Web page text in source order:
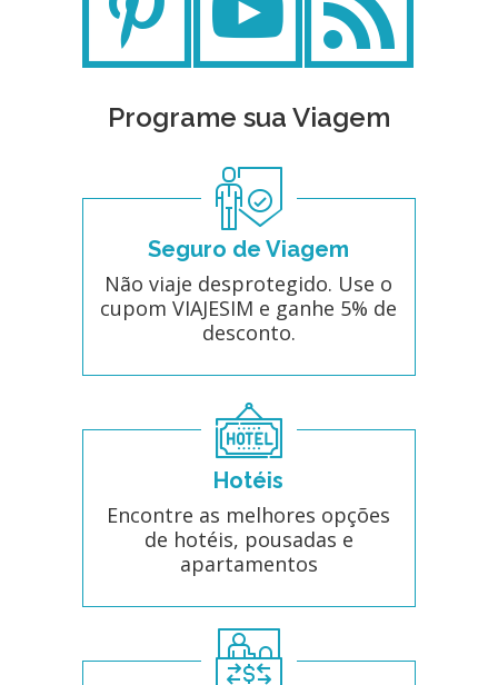
Programe sua Viagem
Seguro de Viagem
Não viaje desprotegido. Use o
cupom VIAJESIM e ganhe 5% de
desconto.
Hotéis
Encontre as melhores opções
de hotéis, pousadas e
apartamentos